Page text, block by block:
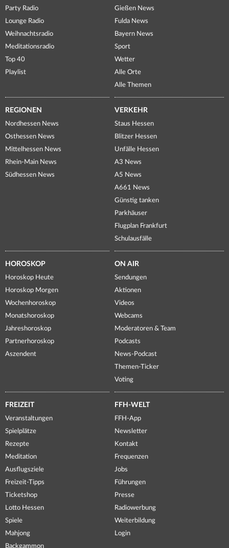
Party Radio
Lounge Radio
Weihnachtsradio
Meditationsradio
Top 40
Playlist
Gießen News
Fulda News
Bayern News
Sport
Wetter
Alle Orte
Alle Themen
REGIONEN
Nordhessen News
Osthessen News
Mittelhessen News
Rhein-Main News
Südhessen News
VERKEHR
Staus Hessen
Blitzer Hessen
Unfälle Hessen
A3 News
A5 News
A661 News
Günstig tanken
Parkhäuser
Flugplan Frankfurt
Schulausfälle
HOROSKOP
Horoskop Heute
Horoskop Morgen
Wochenhoroskop
Monatshoroskop
Jahreshoroskop
Partnerhoroskop
Aszendent
ON AIR
Sendungen
Aktionen
Videos
Webcams
Moderatoren & Team
Podcasts
News-Podcast
Themen-Ticker
Voting
FREIZEIT
Veranstaltungen
Spielplätze
Rezepte
Meditation
Ausflugsziele
Freizeit-Tipps
Ticketshop
Lotto Hessen
Spiele
Mahjong
Backgammon
FFH-WELT
FFH-App
Newsletter
Kontakt
Frequenzen
Jobs
Führungen
Presse
Radiowerbung
Weiterbildung
Login